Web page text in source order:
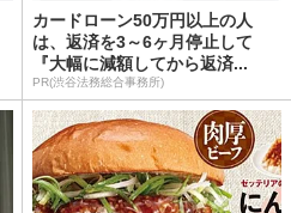
カードローン50万円以上の人
は、返済を3～6ヶ月停止して
『大幅に減額してから返済...
PR(渋谷法務総合事務所)